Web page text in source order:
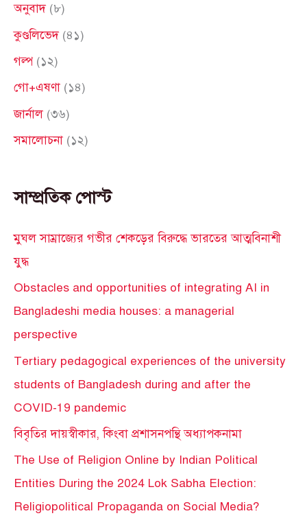
o
:
অনুবাদ(৮)
কুণ্ডলিভেদ(৪১)
গল্প(১২)
গো+এষণা (১৪)
জার্নাল (৩৬)
সমালোচনা (১২)
সাম্প্রতিক পোস্ট
মুঘল সাম্রাজ্যের গভীর শেকড়ের বিরুদ্ধে ভারতের আত্মবিনাশী
যুদ্ধ
Obstacles and opportunities of integrating AI in
Bangladeshi media houses: a managerial
perspective
Tertiary pedagogical experiences of the university
students of Bangladesh during and after the
COVID-19 pandemic
বিবৃতির দায়স্বীকার, কিংবা প্রশাসনপন্থি অধ্যাপকনামা
The Use of Religion Online by Indian Political
Entities During the 2024 Lok Sabha Election:
Religiopolitical Propaganda on Social Media?